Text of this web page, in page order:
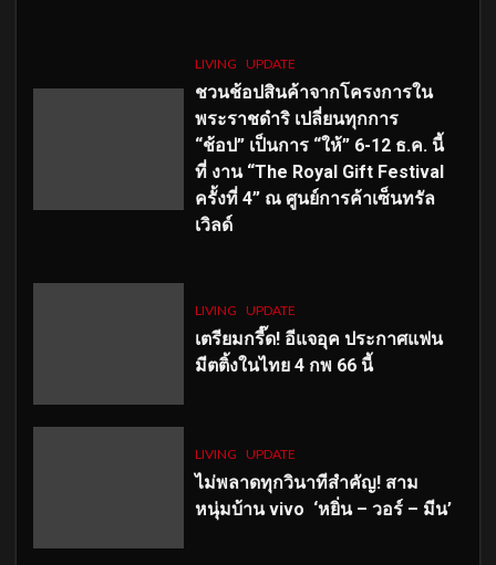
LIVING UPDATE
ชวนช้อปสินค้าจากโครงการใน
พระราชดำริ เปลี่ยนทุกการ
“ช้อป” เป็นการ “ให้” 6-12 ธ.ค. นี้
ที่ งาน “The Royal Gift Festival
ครั้งที่ 4” ณ ศูนย์การค้าเซ็นทรัล
เวิลด์
LIVING UPDATE
เตรียมกรี๊ด! อีแจอุค ประกาศแฟน
มีตติ้งในไทย 4 กพ 66 นี้
LIVING UPDATE
ไม่พลาดทุกวินาทีสำคัญ! สาม
หนุ่มบ้าน vivo ‘หยิ่น – วอร์ – มีน’